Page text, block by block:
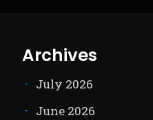
Archives
July 2026
June 2026